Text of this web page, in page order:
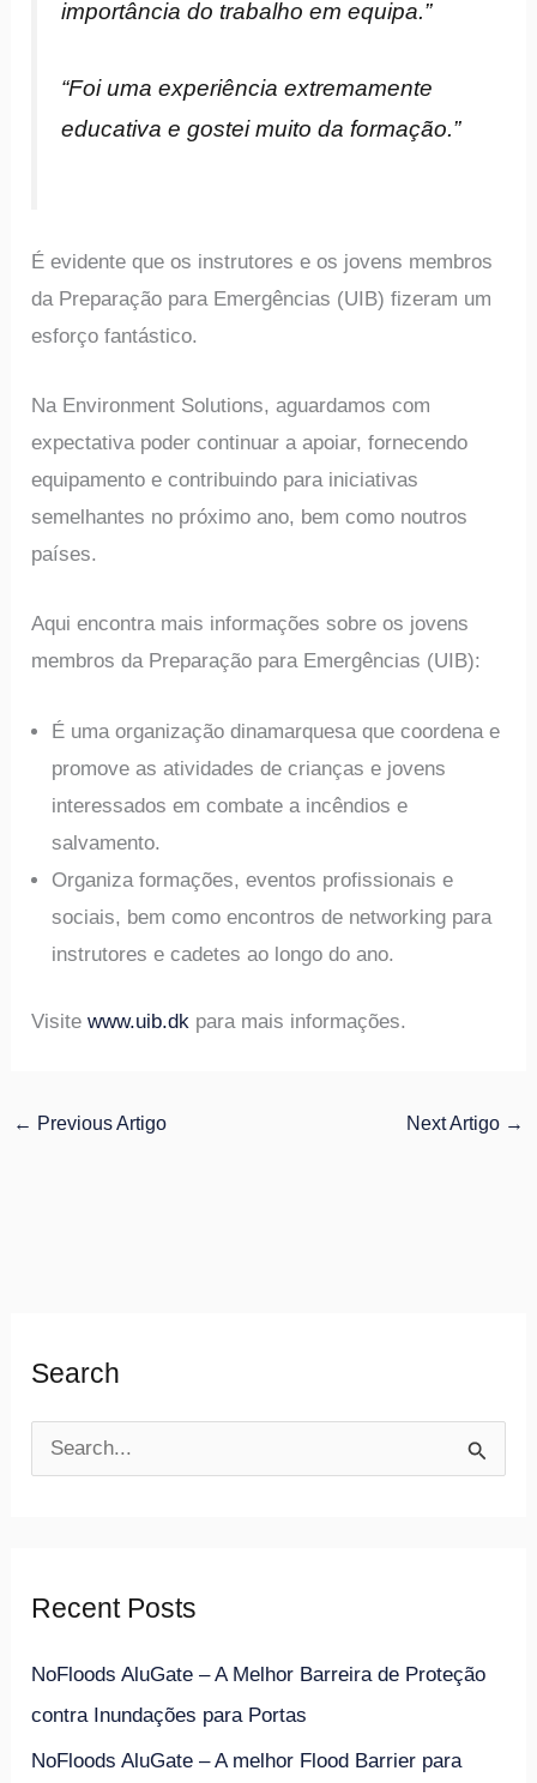
importância do trabalho em equipa.”
“Foi uma experiência extremamente
educativa e gostei muito da formação.”
É evidente que os instrutores e os jovens membros
da Preparação para Emergências (UIB) fizeram um
esforço fantástico.
Na Environment Solutions, aguardamos com
expectativa poder continuar a apoiar, fornecendo
equipamento e contribuindo para iniciativas
semelhantes no próximo ano, bem como noutros
países.
Aqui encontra mais informações sobre os jovens
membros da Preparação para Emergências (UIB):
É uma organização dinamarquesa que coordena e
promove as atividades de crianças e jovens
interessados em combate a incêndios e
salvamento.
Organiza formações, eventos profissionais e
sociais, bem como encontros de networking para
instrutores e cadetes ao longo do ano.
Visitewww.uib.dk para mais informações.
← Previous Artigo Next Artigo →
Search
c
Recent Posts
NoFloods AluGate – A Melhor Barreira de Proteção
contra Inundações para Portas
NoFloods AluGate – A melhor Flood Barrier para